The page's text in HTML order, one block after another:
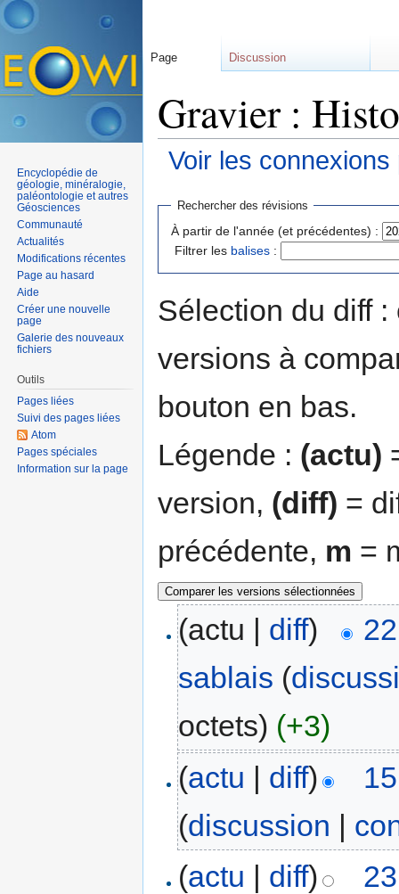
Gravier :
Voir les
Rechercher des révisions
À partir de l'année (et précédentes) :
Filtrer les balises :
Sélection du diff
versions à
bouton en bas.
Légende : (actu)
version, (diff) =
précédente, m =
(actu | diff)
sablais (
octets) (+3)
(actu | diff)
(discussion |
(actu | diff)
Page Discussion
Encyclopédie de
géologie, minéralogie,
paléontologie et autres
Géosciences
Communauté
Actualités
Modifications récentes
Page au hasard
Aide
Créer une nouvelle
page
Galerie des nouveaux
fichiers
Outils
Pages liées
Suivi des pages liées
Atom
Pages spéciales
Information sur la page